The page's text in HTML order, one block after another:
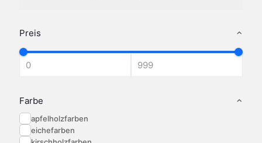
Preis
Farbe
apfelholzfarben
eichefarben